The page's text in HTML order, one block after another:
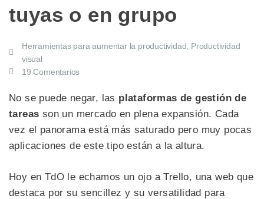
tuyas o en grupo
Herramientas para aumentar la productividad Productividad
visual
19 Comentarios
No se puede negar, las plataformas de gestión de
tareas son un mercado en plena expansión. Cada
vez el panorama está más saturado pero muy pocas
aplicaciones de este tipo están a la altura.
Hoy en TdO le echamos un ojo a Trello, una web que
destaca por su sencillez y su versatilidad para